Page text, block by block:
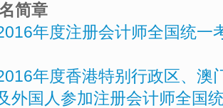
简章
年度注册会计师全国统一
年度香港特别行政区、澳
外国人参加注册会计师全国